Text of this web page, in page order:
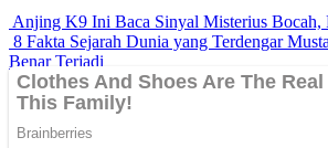
Anjing K9 Ini Baca Sinyal Misterius Bocah,
8 Fakta Sejarah Dunia yang Terdengar
Benar Terjadi
Rahasia Sehat Sam Bimbo Yang Tetap
9 Rahasia Mengejutkan Di Balik Monumen